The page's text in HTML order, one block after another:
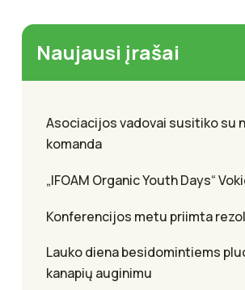
Naujausi įrašai
Asociacijos vadovai susitiko su
komanda
„IFOAM Organic Youth Days“
Konferencijos metu priimta
Lauko diena besidomintiems
kanapių auginimu